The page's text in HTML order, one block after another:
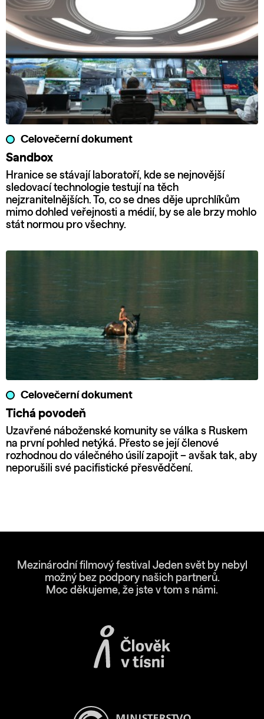
Celovečerní dokument
Sandbox
Hranice se stávají laboratoří, kde se nejnovější
sledovací technologie testují na těch
nejzranitelnějších. To, co se dnes děje uprchlíkům
mimo dohled veřejnosti a médií, by se ale brzy mohlo
stát normou pro všechny.
Celovečerní dokument
Tichá povodeň
Uzavřené náboženské komunity se válka s Ruskem
na první pohled netýká. Přesto se její členové
rozhodnou do válečného úsilí zapojit – avšak tak, aby
neporušili své pacifistické přesvědčení.
Mezinárodní filmový festival Jeden svět by nebyl
možný bez podpory našich partnerů.
Moc děkujeme, že jste v tom s námi.